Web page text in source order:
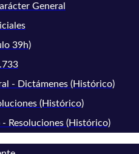
General
39h)
- Dictámenes (Histórico)
(Histórico)
Resoluciones (Histórico)